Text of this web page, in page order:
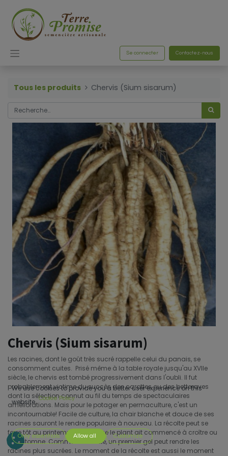
Se connecter Contactez-nous
Tous les produits Chervis (Sium sisarum)
Chervis (Sium sisarum)
Les racines, dont le goût très sucré rappelle celui du panais, se
consomment cuites. Prisé même à la table royale jusqu'au XVIIe
siècle, le chervis est tombé progressivement dans l'oubli. Il fut
probablement victime du succès des carottes ou des betteraves
dont la sélection connut au fil du temps de spectaculaires
améliorations. Mais pour le potager en permaculture, c'est un
incontournable! Facile de culture, la chair blanche et douce de ses
racines sauront le rendre populaire à nouveau. La récolte peut se
faire tôt au printemps avant que le plant ait commencé à croître ou
à l'automne. Comme la carotte, un premier gel peut rendre les
racines plus sucrées. Le moment de la récolte est aussi le moment
We use cookies to provide you a better user experience on this
website. Cookie Policy
Only essentials Allow all Customize